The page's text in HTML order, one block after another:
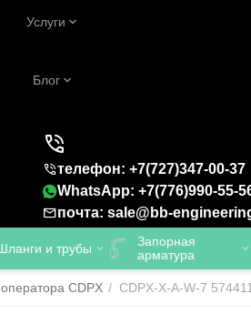
Услуги
Блог
телефон: +7(727)347-00-37
WhatsApp: +7(776)990-55-
почта: sale@bb-
и трубы
Запорная
арматура
CDPX / CDPX-X-A-W-7